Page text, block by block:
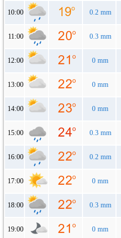
10:00 0.2 mm
11:00 0.3 mm
12:00 0 mm
13:00 0 mm
14:00 0 mm
15:00 0.3 mm
16:00 0.2 mm
17:00 0 mm
18:00 0.3 mm
19:00 0 mm